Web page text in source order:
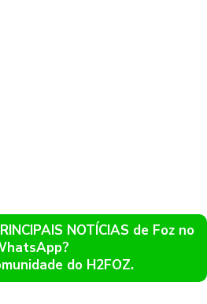
NOTÍCIAS de Foz no
do H2FOZ.